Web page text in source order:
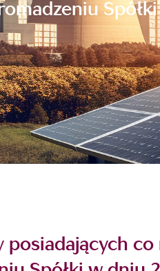
posiadających